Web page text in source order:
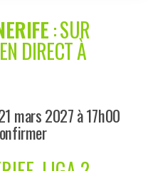
: SUR
DIRECT À
mars 2027 à 17h00